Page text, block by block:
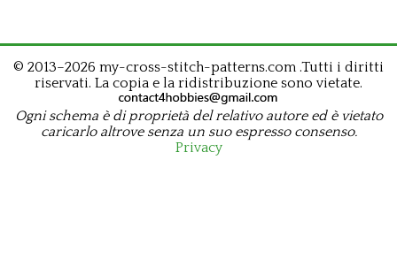
© 2013–2026 my-cross-stitch-patterns.com .Tutti i diritti
riservati. La copia e la ridistribuzione sono vietate.
Ogni schema è di proprietà del relativo autore ed è vietato
caricarlo altrove senza un suo espresso consenso.
Privacy